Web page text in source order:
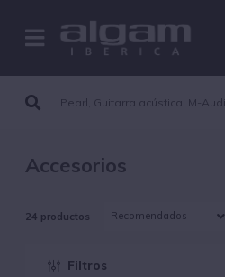
Accesorios
24 productos
Filtros